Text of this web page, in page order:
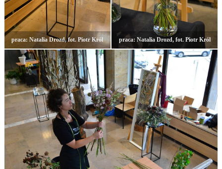
praca: Natalia Drozd, fot. Piotr Król praca: Natalia Drozd, fot. Piotr Król